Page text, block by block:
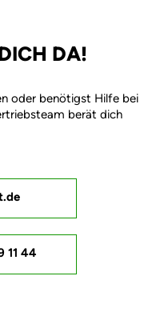
DA!
oder benötigst Hilfe bei
berät dich
11 44